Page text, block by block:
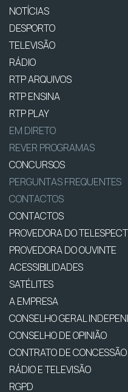
NOTÍCIAS
DESPORTO
TELEVISÃO
RÁDIO
RTP ARQUIVOS
RTP ENSINA
RTP PLAY
EM DIRETO
REVER PROGRAMAS
CONCURSOS
PERGUNTAS FREQUENTES
CONTACTOS
CONTACTOS
PROVEDORA DO
PROVEDORA DO OUVINTE
ACESSIBILIDADES
SATÉLITES
A EMPRESA
CONSELHO GERAL
CONSELHO DE OPINIÃO
CONTRATO DE
RÁDIO E TELEVISÃO
RGPD